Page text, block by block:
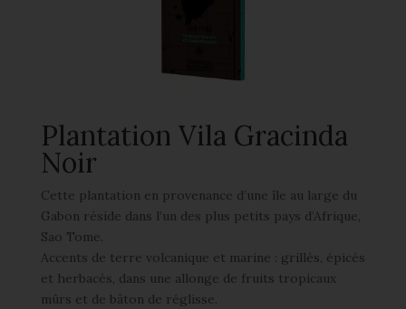
Plantation Vila Gracinda
Noir
Cette plantation en provenance d’une île au large du
Gabon réside dans l’un des plus petits pays d’Afrique,
Sao Tome.
Accents de terre volcanique et marine : grillés, épicés
et herbacés, dans une allonge de fruits tropicaux
mûrs et de bâton de réglisse.